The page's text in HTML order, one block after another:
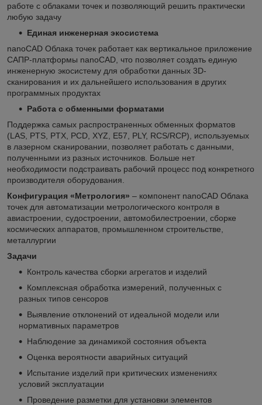
работе с облаками точек и позволяющий решить практически
любую задачу
Единая инженерная экосистема
nanoCAD Облака точек работает как вертикальное приложение
САПР-платформы nanoCAD, что позволяет создать единую
инженерную экосистему для обработки данных 3D-
сканирования и их дальнейшего использования в других
программных продуктах
Работа с обменными форматами
Поддержка самых распространенных обменных форматов
(LAS, PTS, PTX, PCD, XYZ, E57, PLY, RCS/RCP), используемых
в лазерном сканировании, позволяет работать с данными,
полученными из разных источников. Больше нет
необходимости подстраивать рабочий процесс под конкретного
производителя оборудования.
Конфигурация «Метрология» – компонент nanoCAD Облака
точек для автоматизации метрологического контроля в
авиастроении, судостроении, автомобилестроении, сборке
космических аппаратов, промышленном строительстве,
металлургии
Задачи
Контроль качества сборки агрегатов и изделий
Комплексная обработка измерений, полученных с
разных типов сенсоров
Выявление отклонений от идеальной модели или
нормативных параметров
Наблюдение за динамикой состояния объекта
Оценка вероятности аварийных ситуаций
Испытание изделий при критических изменениях
условий эксплуатации
Проведение разметки для установки элементов